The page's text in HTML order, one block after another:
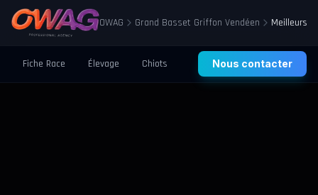
OWAG Grand Basset Griffon Vendéen Meilleurs
Fiche Race Élevage Chiots Santé Éducation
Nous contacter